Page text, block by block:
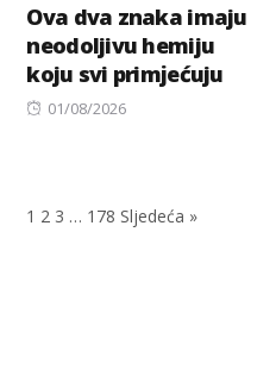
Ova dva znaka imaju
neodoljivu hemiju
koju svi primјećuju
Posted
01/08/2026
1 2 3 … 178 Sljedeća »